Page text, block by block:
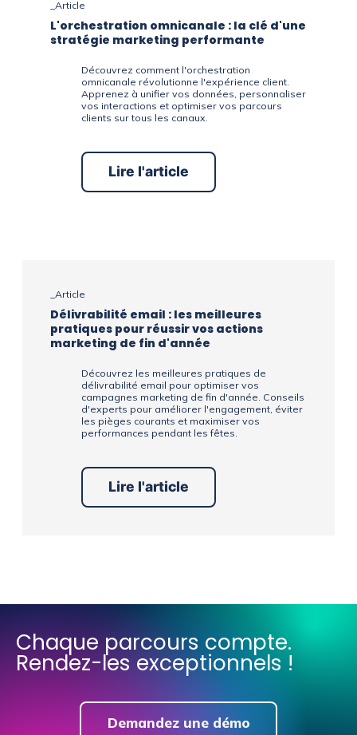
_Article
L'orchestration omnicanale : la clé d'une
stratégie marketing performante
Découvrez comment l'orchestration
omnicanale révolutionne l'expérience client.
Apprenez à unifier vos données, personnaliser
vos interactions et optimiser vos parcours
clients sur tous les canaux.
Lire l'article
_Article
Délivrabilité email : les meilleures
pratiques pour réussir vos actions
marketing de fin d'année
Découvrez les meilleures pratiques de
délivrabilité email pour optimiser vos
campagnes marketing de fin d'année. Conseils
d'experts pour améliorer l'engagement, éviter
les pièges courants et maximiser vos
performances pendant les fêtes.
Lire l'article
Chaque parcours compte.
Rendez-les exceptionnels !
Demandez une démo